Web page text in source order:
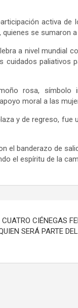
activa de
quienes se sumaron
a nivel mundial
cuidados paliativos
rosa, símbolo
moral a las
y de regreso, fue
el banderazo de
el espíritu de la
CUATRO CIÉNEGAS
SERÁ PARTE